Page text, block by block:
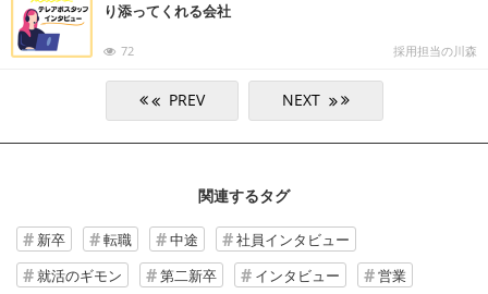
り添ってくれる会社
72 採用担当の川森
関連するタグ
新卒 転職 中途
社員インタビュー
就活のギモン
第二新卒 インタビュー
営業